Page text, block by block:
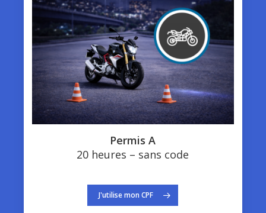
Permis A
20 heures – sans code
J'utilise mon CPF